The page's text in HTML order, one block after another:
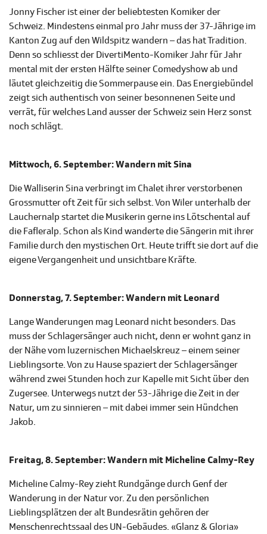
Jonny Fischer ist einer der beliebtesten Komiker der
Schweiz. Mindestens einmal pro Jahr muss der 37-Jährige im
Kanton Zug auf den Wildspitz wandern – das hat Tradition.
Denn so schliesst der DivertiMento-Komiker Jahr für Jahr
mental mit der ersten Hälfte seiner Comedyshow ab und
läutet gleichzeitig die Sommerpause ein. Das Energiebündel
zeigt sich authentisch von seiner besonnenen Seite und
verrät, für welches Land ausser der Schweiz sein Herz sonst
noch schlägt.
Mittwoch, 6. September: Wandern mit Sina
Die Walliserin Sina verbringt im Chalet ihrer verstorbenen
Grossmutter oft Zeit für sich selbst. Von Wiler unterhalb der
Lauchernalp startet die Musikerin gerne ins Lötschental auf
die Fafleralp. Schon als Kind wanderte die Sängerin mit ihrer
Familie durch den mystischen Ort. Heute trifft sie dort auf die
eigene Vergangenheit und unsichtbare Kräfte.
Donnerstag, 7. September: Wandern mit Leonard
Lange Wanderungen mag Leonard nicht besonders. Das
muss der Schlagersänger auch nicht, denn er wohnt ganz in
der Nähe vom luzernischen Michaelskreuz – einem seiner
Lieblingsorte. Von zu Hause spaziert der Schlagersänger
während zwei Stunden hoch zur Kapelle mit Sicht über den
Zugersee. Unterwegs nutzt der 53-Jährige die Zeit in der
Natur, um zu sinnieren – mit dabei immer sein Hündchen
Jakob.
Freitag, 8. September: Wandern mit Micheline Calmy-Rey
Micheline Calmy-Rey zieht Rundgänge durch Genf der
Wanderung in der Natur vor. Zu den persönlichen
Lieblingsplätzen der alt Bundesrätin gehören der
Menschenrechtssaal des UN-Gebäudes. «Glanz & Gloria»